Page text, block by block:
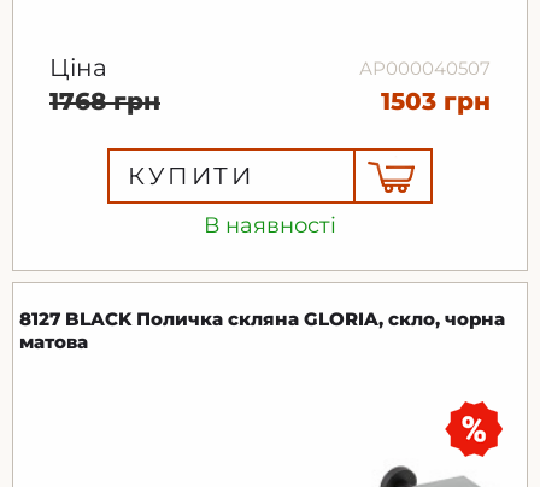
В наявності
Ціна АР000040507
1768 грн 1503 грн
КУПИТИ
8127 BLACK Поличка скляна GLORIA, скло, чорна
матова